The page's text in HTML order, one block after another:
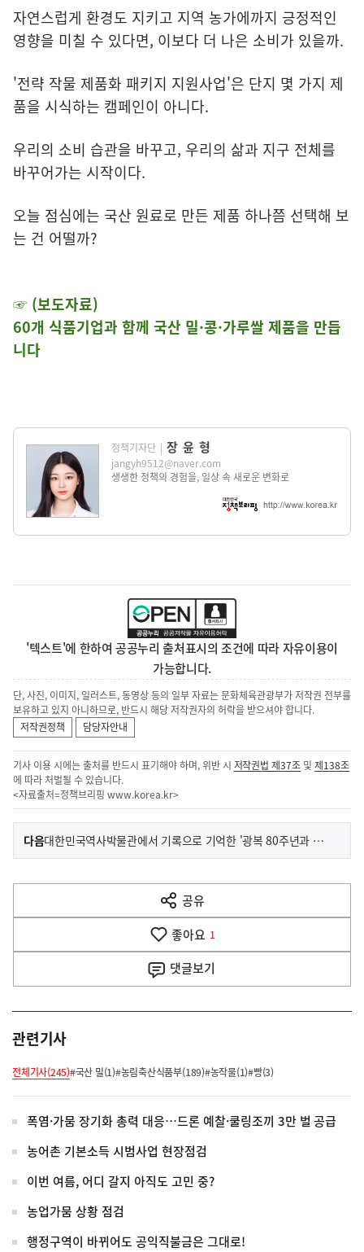
자연스럽게 환경도 지키고 지역 농가에까지 긍정적인
영향을 미칠 수 있다면, 이보다 더 나은 소비가 있을까.
'전략 작물 제품화 패키지 지원사업'은 단지 몇 가지 제
품을 시식하는 캠페인이 아니다.
우리의 소비 습관을 바꾸고, 우리의 삶과 지구 전체를
바꾸어가는 시작이다.
오늘 점심에는 국산 원료로 만든 제품 하나쯤 선택해 보
는 건 어떨까?
☞ (보도자료)
60개 식품기업과 함께 국산 밀·콩·가루쌀 제품을 만듭
니다
정책기자단 | 장윤형
jangyh9512@naver.com
생생한 정책의 경험을, 일상 속 새로운 변화로
'텍스트'에 한하여 공공누리 출처표시의 조건에 따라 자유이용이
가능합니다.
단, 사진, 이미지, 일러스트, 동영상 등의 일부 자료는 문화체육관광부가 저작권 전부를
보유하고 있지 아니하므로, 반드시 해당 저작권자의 허락을 받으셔야 합니다.
저작권정책
담당자안내
기사 이용 시에는 출처를 반드시 표기해야 하며, 위반 시 저작권법 제37조 및제138조
에 따라 처벌될 수 있습니다.
<자료출처=정책브리핑 www.korea.kr>
이
전
다
음
다음기
사
대한민국역사박물관에서 기록으로 기억한 '광복 80주년과 호국'
공유
열
기
좋아요 1
댓글보기
관련기사
전체기사(245)#국산 밀(1)#농림축산식품부(189)#농작물(1)#빵(3)
폭염·가뭄 장기화 총력 대응…드론 예찰·쿨링조끼 3만 벌 공급
농어촌 기본소득 시범사업 현장점검
이번 여름, 어디 갈지 아직도 고민 중?
농업가뭄 상황 점검
행정구역이 바뀌어도 공익직불금은 그대로!